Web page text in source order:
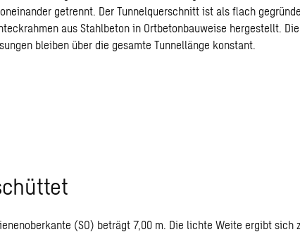
getrennt. Der Tunnelquerschnitt ist als flach
aus Stahlbeton in Ortbetonbauweise hergestellt. Die
bleiben über die gesamte Tunnellänge konstant.
(SO) beträgt 7,00 m. Die lichte Weite ergibt sich